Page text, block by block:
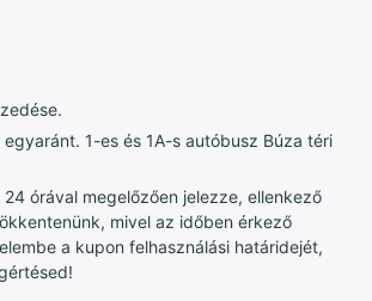
1-es és 1A-s autóbusz Búza téri
órával megelőzően jelezze, ellenkező
mivel az időben érkező
a kupon felhasználási határidejét,